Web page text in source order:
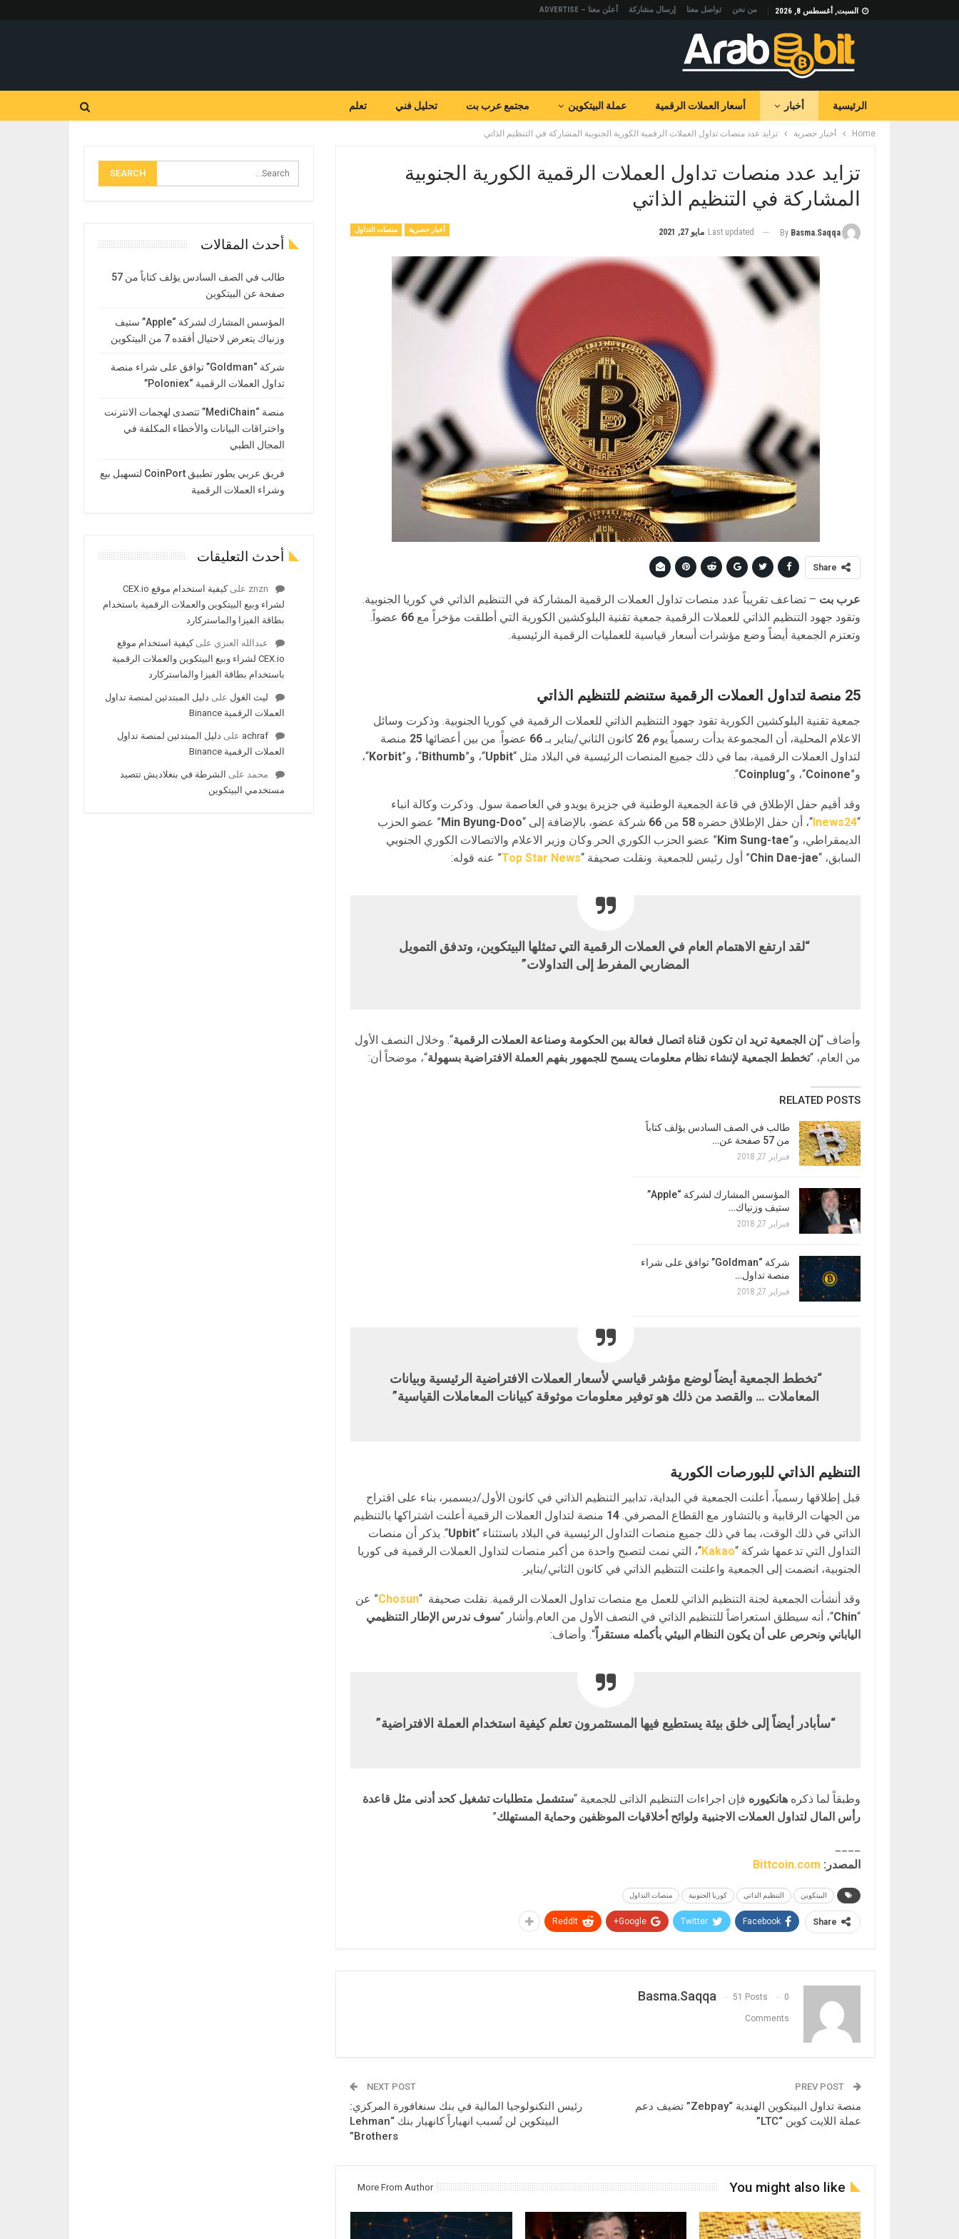
السبت, أغسطس 8, 2026 من نحن تواصل معنا إرسال مشاركة أعلن معنا – ADVERTISE
الرئيسية أخبار أسعار العملات الرقمية عملة البيتكوين مجتمع عرب بت تحليل فني تعلم
Home أخبار حصرية تزايد عدد منصات تداول العملات الرقمية الكورية الجنوبية المشاركة في التنظيم الذاتي
تزايد عدد منصات تداول العملات الرقمية الكورية الجنوبية
المشاركة في التنظيم الذاتي
أخبار حصرية منصات التداول By Basma.saqqa
Last updated مايو 27, 2021
Share
عرب بت – تضاعف تقريباً عدد منصات تداول العملات الرقمية المشاركة في التنظيم الذاتي في كوريا الجنوبية.
وتقود جهود التنظيم الذاتي للعملات الرقمية جمعية تقنية البلوكشين الكورية التي أطلقت مؤخراً مع 66 عضواً.
وتعتزم الجمعية أيضاً وضع مؤشرات أسعار قياسية للعمليات الرقمية الرئيسية.
25 منصة لتداول العملات الرقمية ستنضم للتنظيم الذاتي
جمعية تقنية البلوكشين الكورية تقود جهود التنظيم الذاتي للعملات الرقمية في كوريا الجنوبية. وذكرت وسائل
الاعلام المحلية، أن المجموعة بدأت رسمياً يوم 26 كانون الثاني/يناير بـ66 عضواً. من بين أعضائها 25 منصة
لتداول العملات الرقمية، بما في ذلك جميع المنصات الرئيسية في البلاد مثل “Upbit“، و”Bithumb“، و”Korbit“،
و”Coinone“، و”Coinplug
“.
وقد أقيم حفل الإطلاق في قاعة الجمعية الوطنية في جزيرة يويدو في العاصمة سول. وذكرت وكالة انباء
“
Inews24“، أن حفل الإطلاق حضره 58 من 66 شركة عضو، بالإضافة إلى “Min Byung-Doo” عضو الحزب
الديمقراطي، و”Kim Sung-tae” عضو الحزب الكوري الحر.وكان وزير الاعلام والاتصالات الكوري الجنوبي
السابق، “Chin Dae-jae” أول رئيس للجمعية. ونقلت صحيفة “Top Star News” عنه قوله:
“لقد ارتفع الاهتمام العام في العملات الرقمية التي تمثلها البيتكوين، وتدفق التمويل
المضاربي المفرط إلى التداولات”
وأضاف “إن الجمعية تريد ان تكون قناة اتصال فعالة بين الحكومة وصناعة العملات الرقمية“. وخلال النصف الأول
من العام، “تخطط الجمعية لإنشاء نظام معلومات يسمح للجمهور بفهم العملة الافتراضية بسهولة“، موضحاً أن:
RELATED POSTS
طالب في الصف السادس يؤلف كتاباً
من 57 صفحة عن…
فبراير 27, 2018
المؤسس المشارك لشركة “Apple”
ستيف وزنياك…
فبراير 27, 2018
شركة “Goldman” توافق على شراء
منصة تداول…
فبراير 27, 2018
“تخطط الجمعية أيضاً لوضع مؤشر قياسي لأسعار العملات الافتراضية الرئيسية وبيانات
المعاملات … والقصد من ذلك هو توفير معلومات موثوقة كبيانات المعاملات القياسية”
التنظيم الذاتي للبورصات الكورية
قبل إطلاقها رسمياً، أعلنت الجمعية في البداية، تدابير التنظيم الذاتي في كانون الأول/ديسمبر، بناء على اقتراح
من الجهات الرقابية و بالتشاور مع القطاع المصرفي. 14 منصة لتداول العملات الرقمية أعلنت اشتراكها بالتنظيم
الذاتي في ذلك الوقت، بما في ذلك جميع منصات التداول الرئيسية في البلاد باستثناء “Upbit“. يذكر أن منصات
التداول التي تدعمها شركة “Kakao“، التي نمت لتصبح واحدة من أكبر منصات لتداول العملات الرقمية فى كوريا
الجنوبية، انضمت إلى الجمعية واعلنت التنظيم الذاتي في كانون الثاني/يناير.
وقد أنشأت الجمعية لجنة التنظيم الذاتي للعمل مع منصات تداول العملات الرقمية. نقلت صحيفة “Chosun” عن
“
Chin“، أنه سيطلق استعراضاً للتنظيم الذاتي في النصف الأول من العام.وأشار “سوف ندرس الإطار التنظيمي
الياباني ونحرص على أن يكون النظام البيئي بأكمله مستقراً“. وأضاف:
“سأبادر أيضاً إلى خلق بيئة يستطيع فيها المستثمرون تعلم كيفية استخدام العملة الافتراضية”
وطبقاً لما ذكره هانكيوره فإن اجراءات التنظيم الذاتى للجمعية “ستشمل متطلبات تشغيل كحد أدنى مثل قاعدة
رأس المال لتداول العملات الاجنبية ولوائح أخلاقيات الموظفين وحماية المستهلك”
المصدر: Bittcoin.com
البيتكوين التنظيم الذاتي كوريا الجنوبية منصات التداول
Share
Facebook
Twitter
Google+
ReddIt
Basma.saqqa 51 Posts 0
Comments
منصة تداول البيتكوين الهندية “Zebpay” تضيف دعم
عملة اللايت كوين “LTC”
NEXT POST
رئيس التكنولوجيا المالية في بنك سنغافورة المركزي:
البيتكوين لن تُسبب انهياراً كانهيار بنك “Lehman
Brothers”
You might also like
More From Author
أحدث المقالات
طالب في الصف السادس يؤلف كتاباً من 57
صفحة عن البيتكوين
المؤسس المشارك لشركة “Apple” ستيف
وزنياك يتعرض لاحتيال أفقده 7 من البيتكوين
شركة “Goldman” توافق على شراء منصة
تداول العملات الرقمية “Poloniex”
منصة “MediChain” تتصدى لهجمات الانترنت
واختراقات البيانات والأخطاء المكلفة في
المجال الطبي
فريق عربي يطور تطبيق CoinPort لتسهيل بيع
وشراء العملات الرقمية
أحدث التعليقات
znzn على
كيفية استخدام موقع CEX.io
لشراء وبيع البيتكوين والعملات الرقمية باستخدام
بطاقة الفيزا والماستركارد
عبدالله العنزي علىكيفية استخدام موقع
CEX.io لشراء وبيع البيتكوين والعملات الرقمية
باستخدام بطاقة الفيزا والماستركارد
ليث الغول على دليل المبتدئين لمنصة تداول
العملات الرقمية Binance
achraf على دليل المبتدئين لمنصة تداول
العملات الرقمية Binance
محمدعلى الشرطة في بنغلاديش تتصيد
مستخدمي البيتكوين